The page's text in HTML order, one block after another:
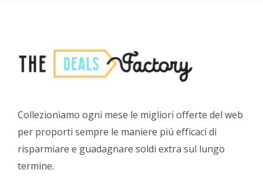
Collezioniamo ogni mese le migliori offerte del web
per proporti sempre le maniere piú efficaci di
risparmiare e guadagnare soldi extra sul lungo
termine.